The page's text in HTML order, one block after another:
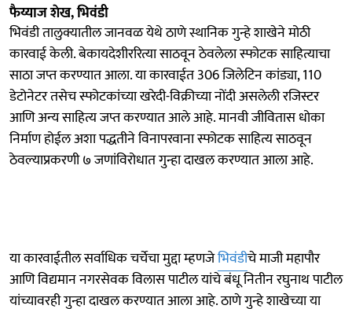
फैय्याज शेख, भिवंडी
भिवंडी तालुक्यातील जानवळ येथे ठाणे स्थानिक गुन्हे शाखेने मोठी
कारवाई केली. बेकायदेशीररित्या साठवून ठेवलेला स्फोटक साहित्याचा
साठा जप्त करण्यात आला. या कारवाईत 306 जिलेटिन कांड्या, 110
डेटोनेटर तसेच स्फोटकांच्या खरेदी-विक्रीच्या नोंदी असलेली रजिस्टर
आणि अन्य साहित्य जप्त करण्यात आले आहे. मानवी जीवितास धोका
निर्माण होईल अशा पद्धतीने विनापरवाना स्फोटक साहित्य साठवून
ठेवल्याप्रकरणी ७ जणांविरोधात गुन्हा दाखल करण्यात आला आहे.
या कारवाईतील सर्वाधिक चर्चेचा मुद्दा म्हणजेभिवंडीचे माजी महापौर
आणि विद्यमान नगरसेवक विलास पाटील यांचे बंधू नितीन रघुनाथ पाटील
यांच्यावरही गुन्हा दाखल करण्यात आला आहे. ठाणे गुन्हे शाखेच्या या